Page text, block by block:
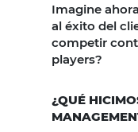
Imagine
al éxito del
competir
players?
¿QUÉ